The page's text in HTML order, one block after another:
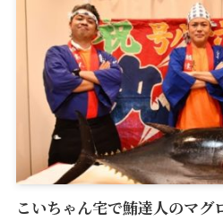
こいちゃん宅で鮪達人のマグ